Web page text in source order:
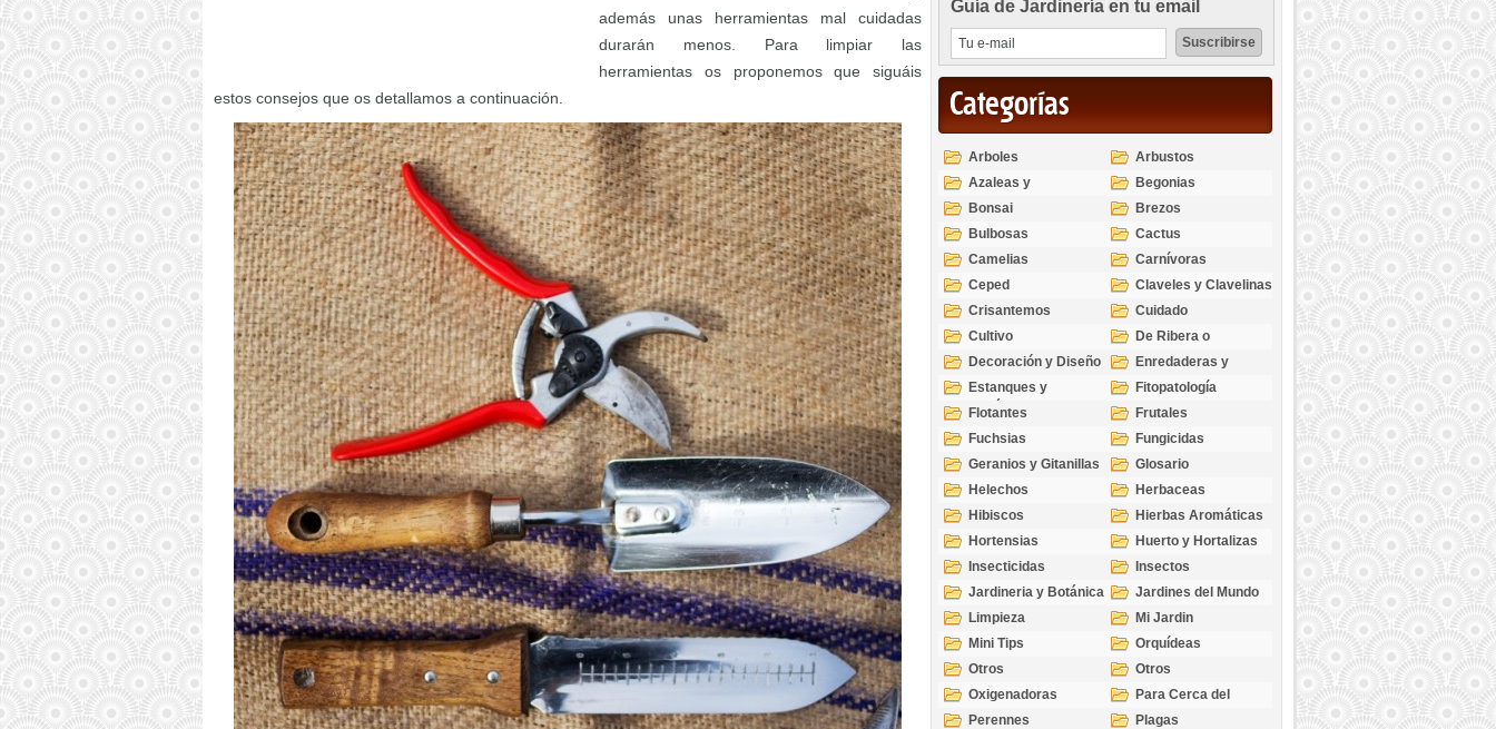
además unas herramientas mal cuidadas
durarán menos. Para limpiar las
herramientas os proponemos que siguáis
estos consejos que os detallamos a continuación.
Guía de Jardinería en tu email
Categorías
Arboles
Arbustos
Azaleas y
Rododendros
Begonias
Bonsai
Brezos
Bulbosas
Cactus
Camelias
Carnívoras
Ceped
Claveles y Clavelinas
Crisantemos
Cuidado
Cultivo
De Ribera o
Palustres
Decoración y Diseño
Enredaderas y
cubresuelos
Estanques y
Acuáticas
Fitopatología
Flotantes
Frutales
Fuchsias
Fungicidas
Geranios y Gitanillas
Glosario
Helechos
Herbaceas
Hibiscos
Hierbas Aromáticas
Hortensias
Huerto y Hortalizas
Insecticidas
Insectos
Jardineria y Botánica
Jardines del Mundo
Limpieza
Mi Jardin
Mini Tips
Orquídeas
Otros
Otros
Oxigenadoras
Para Cerca del
Estanque
Perennes
Plagas